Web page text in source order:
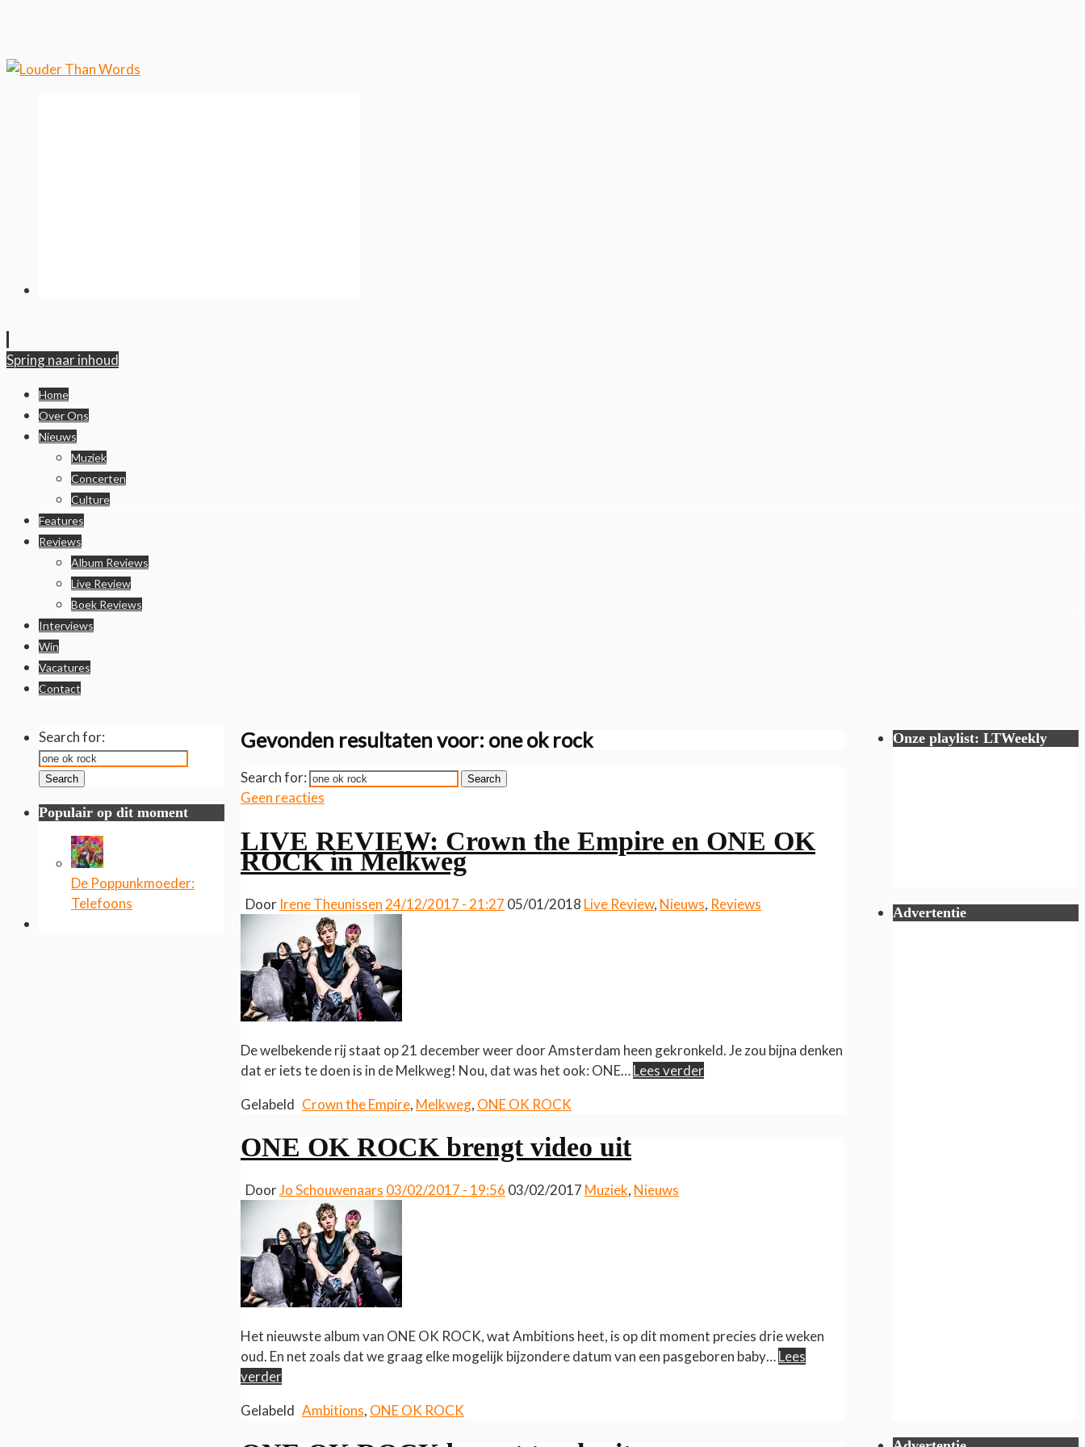
Spring naar inhoud
Home
Over Ons
Nieuws
Muziek
Concerten
Culture
Features
Reviews
Album Reviews
Live Review
Boek Reviews
Interviews
Win
Vacatures
Contact
Gevonden resultaten voor: one ok rock
Search for: Search
Geen reacties
LIVE REVIEW: Crown the Empire en ONE OK
ROCK in Melkweg
Door Irene Theunissen 24/12/2017 - 21:27 05/01/2018 Live Review, Nieuws, Reviews
De welbekende rij staat op 21 december weer door Amsterdam heen gekronkeld. Je zou bijna denken
dat er iets te doen is in de Melkweg! Nou, dat was het ook: ONE…Lees verder
Gelabeld Crown the Empire, Melkweg, ONE OK ROCK
ONE OK ROCK brengt video uit
DoorJo Schouwenaars 03/02/2017 - 19:56 03/02/2017 Muziek, Nieuws
Het nieuwste album van ONE OK ROCK, wat Ambitions heet, is op dit moment precies drie weken
oud. En net zoals dat we graag elke mogelijk bijzondere datum van een pasgeboren baby…Lees
verder
Gelabeld Ambitions, ONE OK ROCK
Search for:
Search
Populair op dit moment
De Poppunkmoeder:
Telefoons
Onze playlist: LTWeekly
Advertentie